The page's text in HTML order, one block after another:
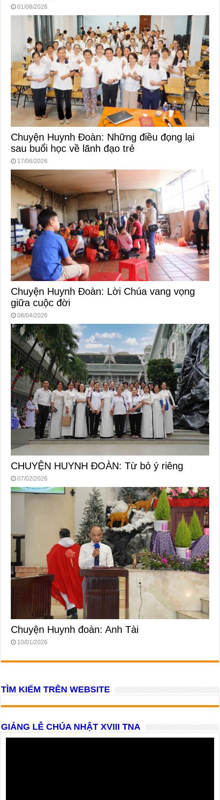
01/08/2026
Chuyện Huynh Đoàn: Những điều đọng lại
sau buổi học về lãnh đạo trẻ
17/06/2026
Chuyện Huynh Đoàn: Lời Chúa vang vọng
giữa cuộc đời
08/04/2026
CHUYỆN HUYNH ĐOÀN: Từ bỏ ý riêng
07/02/2026
Chuyện Huynh đoàn: Anh Tài
10/01/2026
TÌM KIẾM TRÊN WEBSITE
GIẢNG LỄ CHÚA NHẬT XVIII TNA